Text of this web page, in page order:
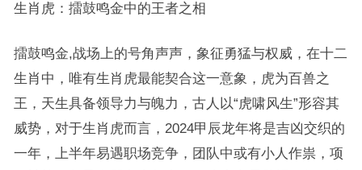
生肖虎：擂鼓鸣金中的王者之相
擂鼓鸣金,战场上的号角声声，象征勇猛与权威，在十二
生肖中，唯有生肖虎最能契合这一意象，虎为百兽之
王，天生具备领导力与魄力，古人以“虎啸风生”形容其
威势，对于生肖虎而言，2024甲辰龙年将是吉凶交织的
一年，上半年易遇职场竞争，团队中或有小人作祟，项